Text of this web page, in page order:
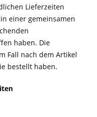
Lieferzeiten
einer gemeinsamen
haben. Die
Fall nach dem Artikel
bestellt haben.